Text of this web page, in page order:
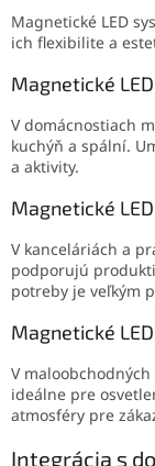
Magnetické LED
ich flexibilite a
Magnetické
V domácnostiach
kuchýň a spální.
a aktivity.
Magnetické
V kanceláriách a
podporujú
potreby je veľkým
Magnetické
V
ideálne pre
atmosféry pre
Integrácia s